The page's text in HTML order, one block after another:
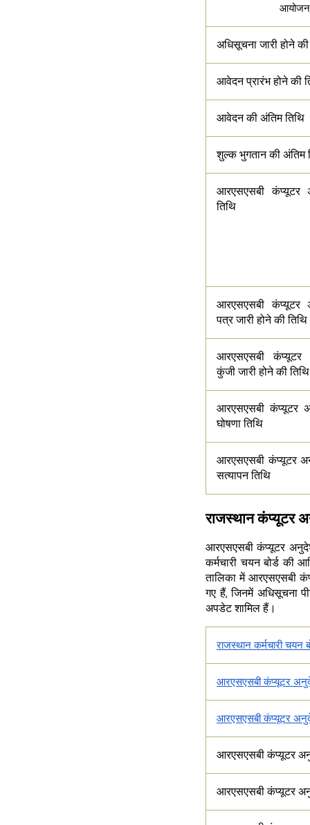
आयोजन
अधिसूचना जारी होने
आवेदन प्रारंभ होने की
आवेदन की अंतिम तिथि
शुल्क भुगतान की अंतिम
आरएसएसबी कंप्यूटर
तिथि
आरएसएसबी कंप्यूटर
पत्र जारी होने की तिथि
आरएसएसबी कंप्यूटर
कुंजी जारी होने की
आरएसएसबी कंप्यूटर
घोषणा तिथि
आरएसएसबी कंप्यूटर
सत्यापन तिथि
राजस्थान कंप्यूटर
आरएसएसबी कंप्यूटर
कर्मचारी चयन बोर्ड की
तालिका में आरएसएसबी
गए हैं, जिनमें अधिसूचना
अपडेट शामिल हैं।
राजस्थान कर्मचारी चयन
आरएसएसबी कंप्यूटर
आरएसएसबी कंप्यूटर
आरएसएसबी कंप्यूटर
आरएसएसबी कंप्यूटर